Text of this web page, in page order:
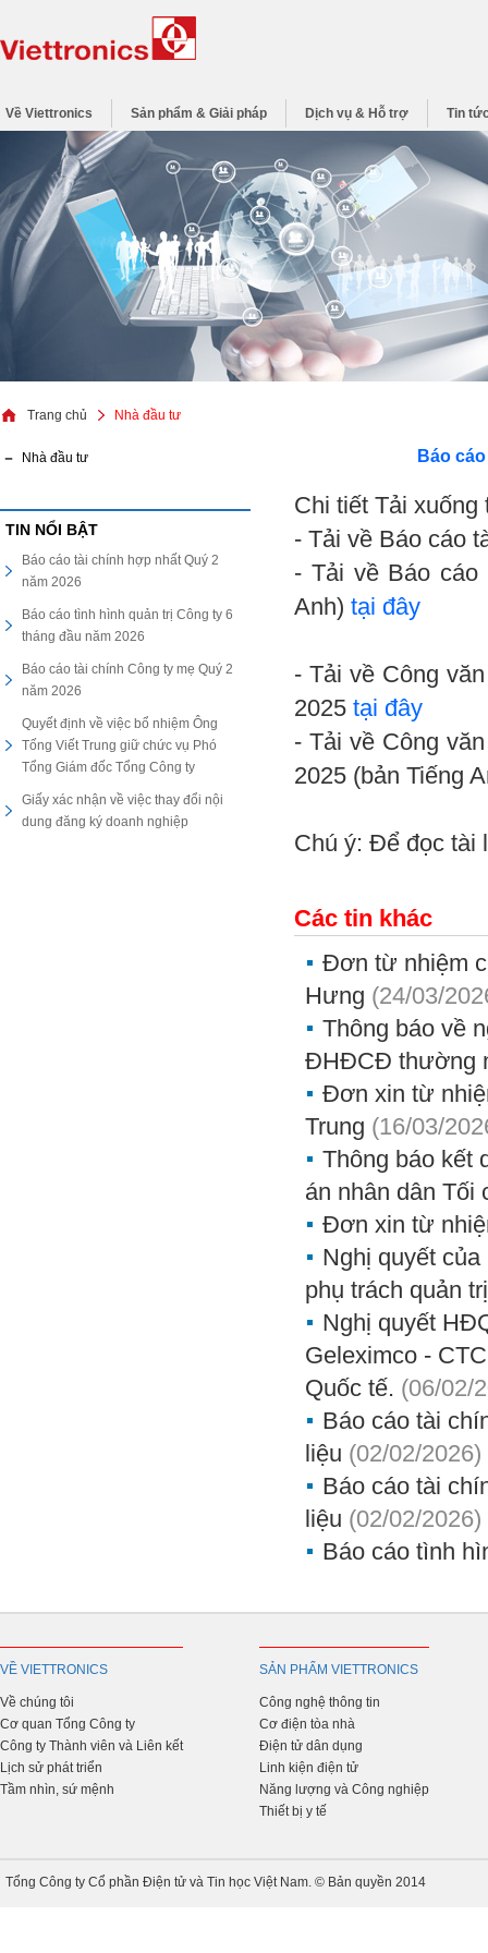
Về Viettronics Sản phẩm & Giải pháp Dịch vụ & Hỗ trợ Tin
Trang chủ Nhà đầu tư
Nhà đầu tư
TIN NỔI BẬT
Báo cáo tài chính hợp nhất Quý 2
năm 2026
Báo cáo tình hình quản trị Công ty 6
tháng đầu năm 2026
Báo cáo tài chính Công ty mẹ Quý 2
năm 2026
Quyết định về việc bổ nhiệm Ông
Tống Viết Trung giữ chức vụ Phó
Tổng Giám đốc Tổng Công ty
Giấy xác nhận về việc thay đổi nội
dung đăng ký doanh nghiệp
Báo
Chi tiết Tải
- Tải về Báo cáo
- Tải về Báo cáo
Anh) tại đây
- Tải về Công
2025 tại đây
- Tải về Công
2025 (bản Tiếng
Chú ý: Để đọc tài
Các tin khác
Đơn từ nhiệm
Hưng (24/03/
Thông báo về
ĐHĐCĐ thường
Đơn xin từ
Trung (16/03/
Thông báo kết
án nhân dân Tối
Đơn xin từ
Nghị quyết
phụ trách quản
Nghị quyết
Geleximco -
Quốc tế. (06/02/
Báo cáo tài
liệu (02/02/2026)
Báo cáo tài
liệu (02/02/2026)
Báo cáo tình
VỀ VIETTRONICS
Về chúng tôi
Cơ quan Tổng Công ty
Công ty Thành viên và Liên kết
Lịch sử phát triển
Tầm nhìn, sứ mệnh
SẢN PHẨM VIETTRONICS
Công nghệ thông tin
Cơ điện tòa nhà
Điện tử dân dụng
Linh kiện điện tử
Năng lượng và Công nghiệp
Thiết bị y tế
Tổng Công ty Cổ phần Điện tử và Tin học Việt Nam. © Bản quyền 2014